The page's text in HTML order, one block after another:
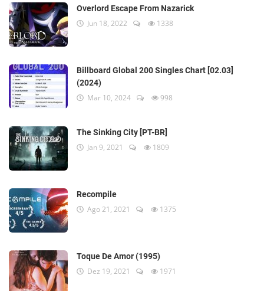
Overlord Escape From Nazarick
Jun 18, 2022 1338
Billboard Global 200 Singles Chart [02.03]
(2024)
Mar 10, 2024 998
The Sinking City [PT-BR]
Jan 9, 2021 1809
Recompile
Ago 21, 2021 1375
Toque De Amor (1995)
Dez 19, 2021 1971